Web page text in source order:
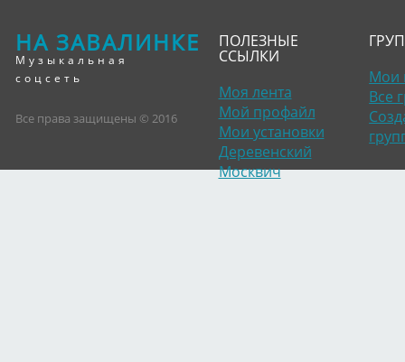
НА ЗАВАЛИНКЕ
Музыкальная
соцсеть
Все права защищены © 2016
ПОЛЕЗНЫЕ
ССЫЛКИ
Моя лента
Мой профайл
Мои установки
Деревенский
Москвич
Мои
Все